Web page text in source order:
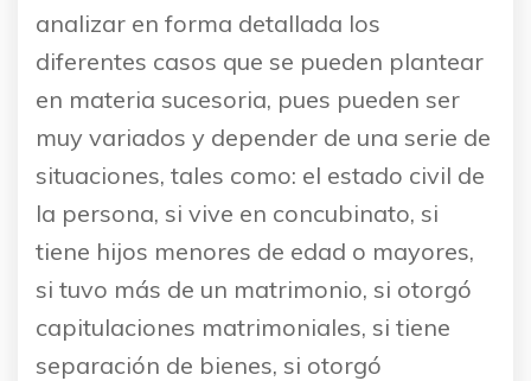
analizar en forma detallada los
diferentes casos que se pueden plantear
en materia sucesoria, pues pueden ser
muy variados y depender de una serie de
situaciones, tales como: el estado civil de
la persona, si vive en concubinato, si
tiene hijos menores de edad o mayores,
si tuvo más de un matrimonio, si otorgó
capitulaciones matrimoniales, si tiene
separación de bienes, si otorgó